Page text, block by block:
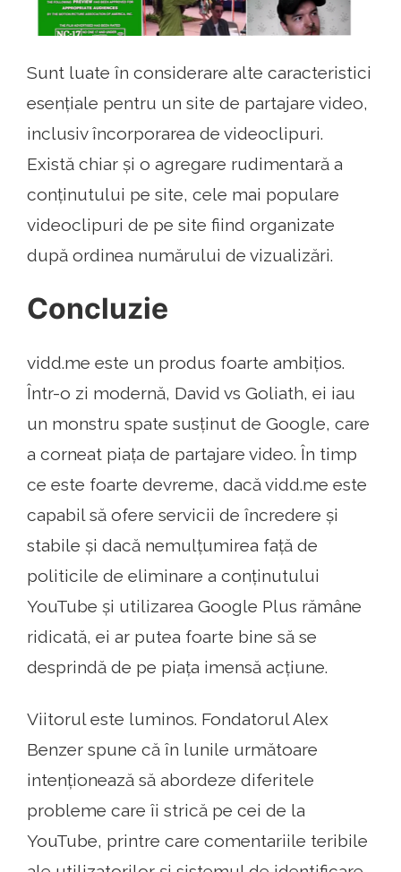
Sunt luate în considerare alte caracteristici
esențiale pentru un site de partajare video,
inclusiv încorporarea de videoclipuri.
Există chiar și o agregare rudimentară a
conținutului pe site, cele mai populare
videoclipuri de pe site fiind organizate
după ordinea numărului de vizualizări.
Concluzie
vidd.me este un produs foarte ambițios.
Într-o zi modernă, David vs Goliath, ei iau
un monstru spate susținut de Google, care
a corneat piața de partajare video. În timp
ce este foarte devreme, dacă vidd.me este
capabil să ofere servicii de încredere și
stabile și dacă nemulțumirea față de
politicile de eliminare a conținutului
YouTube și utilizarea Google Plus rămâne
ridicată, ei ar putea foarte bine să se
desprindă de pe piața imensă acțiune.
Viitorul este luminos. Fondatorul Alex
Benzer spune că în lunile următoare
intenționează să abordeze diferitele
probleme care îi strică pe cei de la
YouTube, printre care comentariile teribile